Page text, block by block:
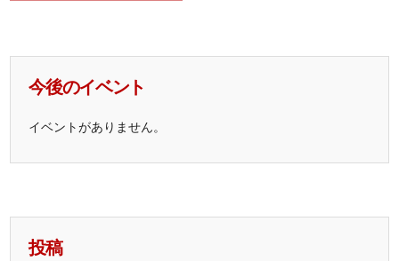
今後のイベント
イベントがありません。
投稿